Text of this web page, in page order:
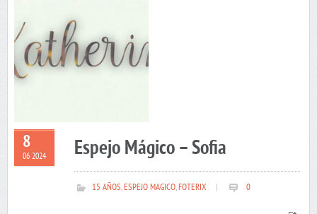
8
06 2024 Espejo Mágico – Sofia
15 AÑOS,ESPEJO MAGICO,FOTERIX 0